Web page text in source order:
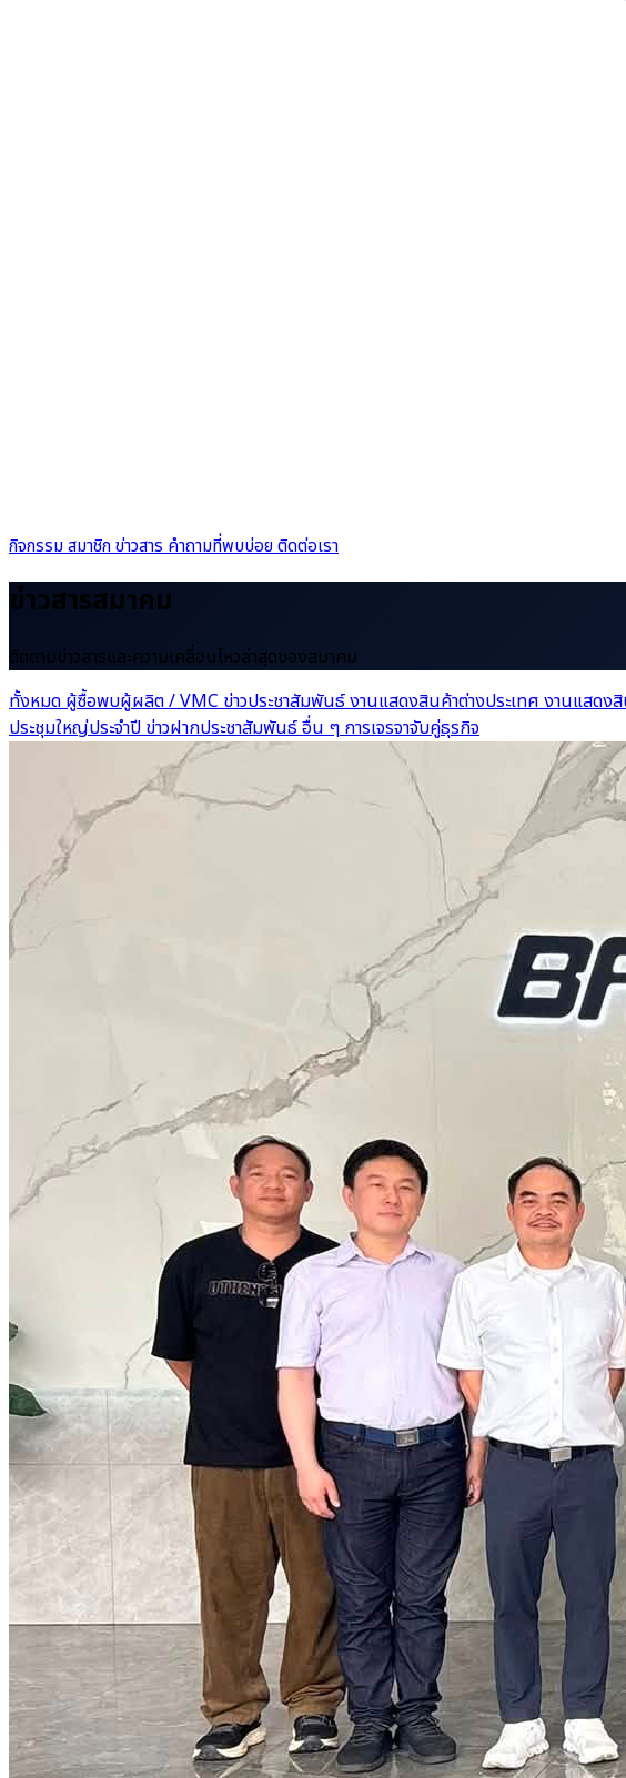
กิจกรรมสมาชิกข่าวสารคำถามที่พบบ่อยติดต่อเรา
ข่าวสารสมาคม
ติดตามข่าวสารและความเคลื่อนไหวล่าสุดของสมาคม
ทั้งหมด ผู้ซื้อพบผู้ผลิต / VMC ข่าวประชาสัมพันธ์งานแสดงสินค้าต่างประเทศ งานแสดง
ประชุมใหญ่ประจำปี ข่าวฝากประชาสัมพันธ์อื่น ๆ การเจรจาจับคู่ธุรกิจ